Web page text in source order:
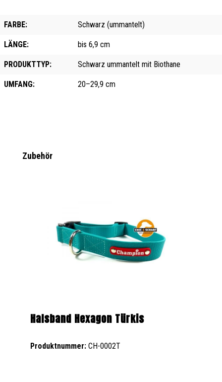
FARBE: Schwarz (ummantelt)
LÄNGE: bis 6,9 cm
PRODUKTTYP: Schwarz ummantelt mit Biothane
UMFANG: 20–29,9 cm
Produktgalerie überspringen
Zubehör
Halsband Hexagon Türkis
Produktnummer: CH-0002T